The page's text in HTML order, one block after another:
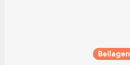
Beilagen